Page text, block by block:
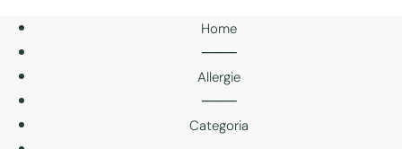
Home
───
Allergie
───
Categoria